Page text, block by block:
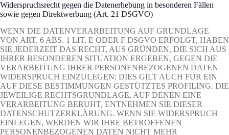
Widerspruchsrecht gegen die Datenerhebung in besonderen Fällen
sowie gegen Direktwerbung (Art. 21 DSGVO)
WENN DIE DATENVERARBEITUNG AUF GRUNDLAGE
VON ART. 6 ABS. 1 LIT. E ODER F DSGVO ERFOLGT, HABEN
SIE JEDERZEIT DAS RECHT, AUS GRÜNDEN, DIE SICH AUS
IHRER BESONDEREN SITUATION ERGEBEN, GEGEN DIE
VERARBEITUNG IHRER PERSONENBEZOGENEN DATEN
WIDERSPRUCH EINZULEGEN; DIES GILT AUCH FÜR EIN
AUF DIESE BESTIMMUNGEN GESTÜTZTES PROFILING. DIE
JEWEILIGE RECHTSGRUNDLAGE, AUF DENEN EINE
VERARBEITUNG BERUHT, ENTNEHMEN SIE DIESER
DATENSCHUTZERKLÄRUNG. WENN SIE WIDERSPRUCH
EINLEGEN, WERDEN WIR IHRE BETROFFENEN
PERSONENBEZOGENEN DATEN NICHT MEHR